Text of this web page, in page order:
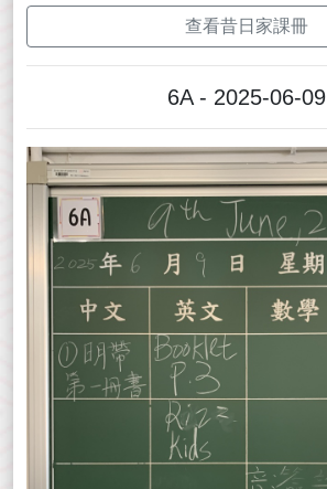
查看昔日家課冊
6A - 2025-06-09